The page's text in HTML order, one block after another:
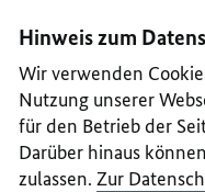
II
III
IV
V
Hinweis zum
Wir verwenden
Nutzung unserer
für den Betrieb der
Darüber hinaus
zulassen. Zur